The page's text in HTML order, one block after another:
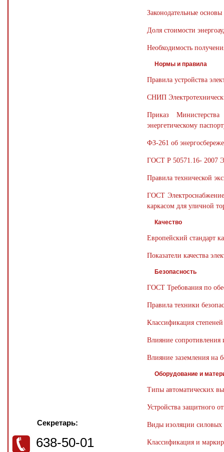
Секретарь:
638-50-01
Законодательные основы
Доля стоимости
Необходимость
Нормы и правила
Правила устройства
СНИП
Приказ
энергетическому
ФЗ-261 об
ГОСТ Р 50571.16- 2007
Правила технической
ГОСТ
каркасом для уличной
Качество
Европейский стандарт
Показатели качества
Безопасность
ГОСТ Требования по
Правила техники
Классификация
Влияние сопротивления
Влияние заземления на
Оборудование и
Типы автоматических
Устройства защитного
Виды изоляции силовых
Классификация и